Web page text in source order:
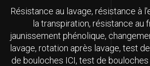
Résistance au lavage, résistance à
la transpiration, résistance au
jaunissement phénolique,
lavage, rotation après lavage, test
de bouloches ICI, test de